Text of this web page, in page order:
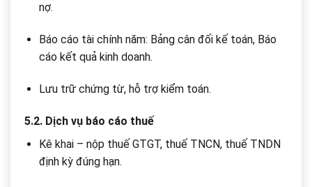
nợ.
Báo cáo tài chính năm: Bảng cân đối kế toán, Báo
cáo kết quả kinh doanh.
Lưu trữ chứng từ, hỗ trợ kiểm toán.
5.2. Dịch vụ báo cáo thuế
Kê khai – nộp thuế GTGT, thuế TNCN, thuế TNDN
định kỳ đúng hạn.